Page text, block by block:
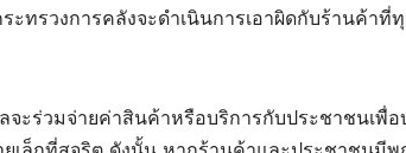
ะทรวงการคลังจะดำเนินการเอาผิดกับร้านค้าที่
ะร่วมจ่ายค่าสินค้าหรือบริการกับประชาชนเพื่อ